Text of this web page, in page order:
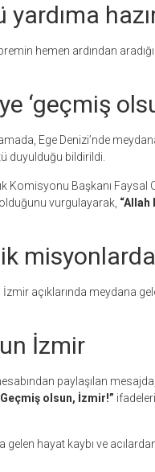
hemen ardından
‘geçmiş
Ege Denizi’nde
duyulduğu bildirildi.
Komisyonu Başkanı Faysal
vurgulayarak, “Allah
açıklarında meydana
İzmir
paylaşılan mesajda,
olsun, İzmir!” ifadeleri
hayat kaybı ve